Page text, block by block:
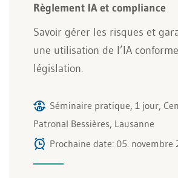
Règlement IA et compliance
Savoir gérer les risques et
une utilisation de l’IA
législation.
Séminaire pratique, 1 jour,
Patronal Bessières, Lausanne
Prochaine date: 05. novembre